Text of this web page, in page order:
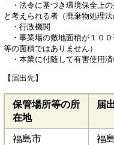
・法令に基づき環境保全上
と考えられる者（廃棄物処理法
・行政機関
・事業場の敷地面積が１０
等の面積ではありません）
・本業に付随して有害使用
【届出先】
保管場所等の所
在地
届
福島市
福